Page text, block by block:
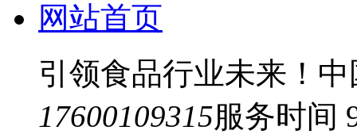
网站首页
引领食品行业未来！
17600109315服务时间